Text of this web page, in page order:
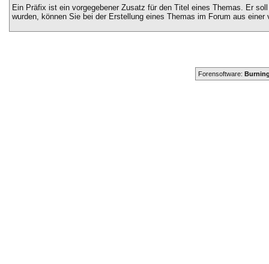
Ein Präfix ist ein vorgegebener Zusatz für den Titel eines Themas. Er
wurden, können Sie bei der Erstellung eines Themas im Forum aus
Forensoftware: